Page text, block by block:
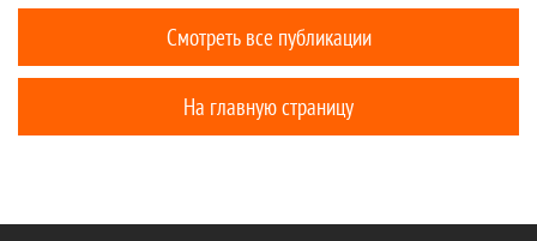
Смотреть все публикации
На главную страницу